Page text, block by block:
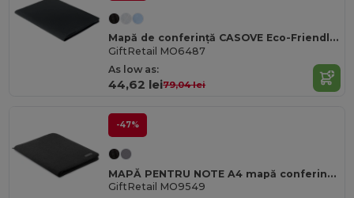
Mapă de conferință CASOVE Eco-Friendly A4 RPET cu Notepad
GiftRetail MO6487
As low as:
44,62 lei79,04 lei
-47%
MAPĂ PENTRU NOTE A4 mapă conferință cu fermoar
GiftRetail MO9549